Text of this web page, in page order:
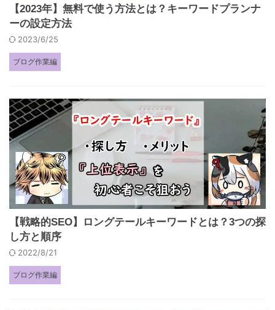
【2023年】無料で使う方法とは？キーワードプランナ
ーの設定方法
2023/6/25
ブログ作業編
【戦略的SEO】ロングテールキーワードとは？3つの探
し方と順序
2022/8/21
ブログ作業編